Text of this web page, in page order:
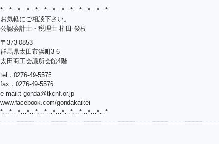
*…*…*…*…*…*…*…*…*…*…*…*…*
お気軽にご相談下さい。
公認会計士・税理士 権田 俊枝
〒373-0853
群馬県太田市浜町3-6
太田商工会議所会館4階
tel．0276-49-5575
fax．0276-49-5576
e-mail:t-gonda@tkcnf.or.jp
www.facebook.com/gondakaikei
*…*…*…*…*…*…*…*…*…*…*…*…*